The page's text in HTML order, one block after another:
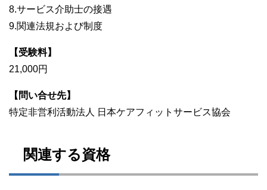
8.サービス介助士の接遇
9.関連法規および制度
【受験料】
21,000円
【問い合せ先】
特定非営利活動法人 日本ケアフィットサービス協会
関連する資格